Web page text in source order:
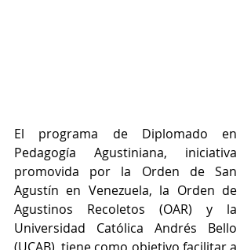
El programa de Diplomado en
Pedagogía Agustiniana, iniciativa
promovida por la Orden de San
Agustín en Venezuela, la Orden de
Agustinos Recoletos (OAR) y la
Universidad Católica Andrés Bello